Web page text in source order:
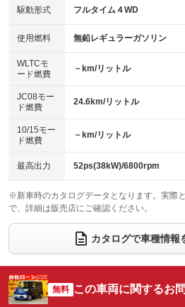
USB入力端子
：装備なし
100V電源
：装備なし
センターデフロック
：装備なし
電動格納ミラー
：装備あり
HID(キセノンライト)
バックカメラ
エアロ
：装備なし
ローダウン
：装備なし
ベンチシート
：装備あり
チップアップシート
：装備なし
電動格納サードシート
：装備なし
ウォークスルー
電動リアゲート
シートエアコン
：装備なし
サイドカメラ
：装備なし
駆動形式 フルタイム４WD
使用燃料 無鉛レギュラーガソリン
WLTCモ
ード燃費
－km/リットル
JC08モー
ド燃費
24.6km/リットル
10/15モー
ド燃費
－km/リットル
最高出力 52ps(38kW)/6800rpm
※新車時のカタログデータとなります。実際
で、詳細は販売店にご確認ください。
カタログで車種情報
無料 この車両に関するお